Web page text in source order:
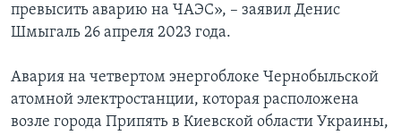
превысить аварию на ЧАЭС», – заявил Денис
Шмыгаль 26 апреля 2023 года.
Авария на четвертом энергоблоке Чернобыльской
атомной электростанции, которая расположена
возле города Припять в Киевской области Украины,